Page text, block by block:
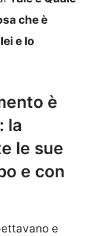
che è
e lo
è
la
le sue
e con
e